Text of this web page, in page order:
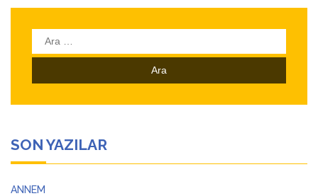
Arama:
SON YAZILAR
ANNEM